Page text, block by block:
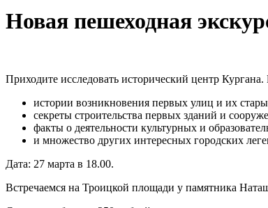
Новая пешеходная
Приходите исследовать исторический центр
истории возникновения первых улиц и их
секреты строительства первых зданий и
факты о деятельности культурных и
и множество других интересных городских
Дата: 27 марта в 18.00.
Встречаемся на Троицкой площади у памятника